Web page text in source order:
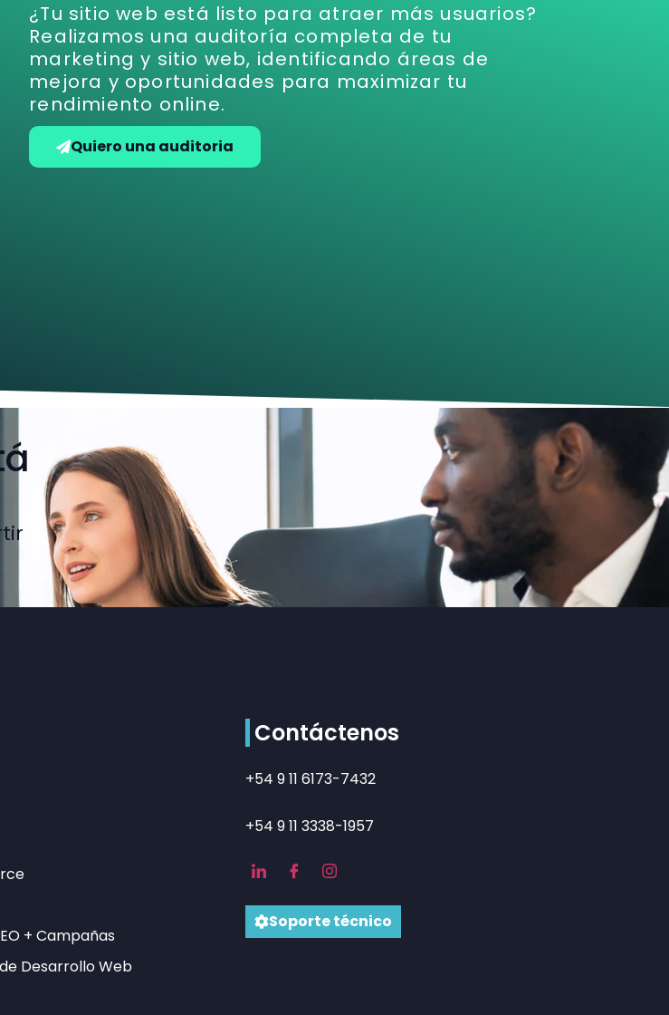
¿Tu sitio web está listo para atraer más usuarios?
Realizamos una auditoría completa de tu
marketing y sitio web, identificando áreas de
mejora y oportunidades para maximizar tu
rendimiento online.
Quiero una auditoria
+ Campañas
Desarrollo Web
Contáctenos
+54 9 11 6173-7432
+54 9 11 3338-1957
Soporte técnico